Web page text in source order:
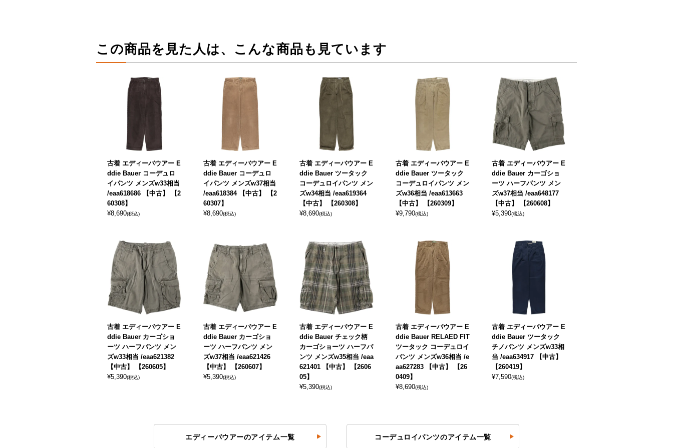
この商品を見た人は、こんな商品も見ています
古着 エディーバウアー E
ddie Bauer コーデュロ
イパンツ メンズw33相当
/eaa618686 【中古】 【2
60308】
¥8,690(税込)
古着 エディーバウアー E
ddie Bauer コーデュロ
イパンツ メンズw37相当
/eaa618384 【中古】 【2
60307】
¥8,690(税込)
古着 エディーバウアー E
ddie Bauer ツータック
コーデュロイパンツ メン
ズw34相当 /eaa619364
【中古】 【260308】
¥8,690(税込)
古着 エディーバウアー E
ddie Bauer ツータック
コーデュロイパンツ メン
ズw36相当 /eaa613663
【中古】 【260309】
¥9,790(税込)
古着 エディーバウアー E
ddie Bauer カーゴショ
ーツ ハーフパンツ メン
ズw37相当 /eaa648177
【中古】 【260608】
¥5,390(税込)
古着 エディーバウアー E
ddie Bauer カーゴショ
ーツ ハーフパンツ メン
ズw33相当 /eaa621382
【中古】 【260605】
¥5,390(税込)
古着 エディーバウアー E
ddie Bauer カーゴショ
ーツ ハーフパンツ メン
ズw37相当 /eaa621426
【中古】 【260607】
¥5,390(税込)
古着 エディーバウアー E
ddie Bauer チェック柄
カーゴショーツ ハーフパ
ンツ メンズw35相当 /eaa
621401 【中古】 【2606
05】
¥5,390(税込)
古着 エディーバウアー E
ddie Bauer RELAED FIT
ツータック コーデュロイ
パンツ メンズw36相当 /e
aa627283 【中古】 【26
0409】
¥8,690(税込)
古着 エディーバウアー E
ddie Bauer ツータック
チノパンツ メンズw33相
当 /eaa634917 【中古】
【260419】
¥7,590(税込)
エディーバウアーのアイテム一覧 コーデュロイパンツのアイテム一覧